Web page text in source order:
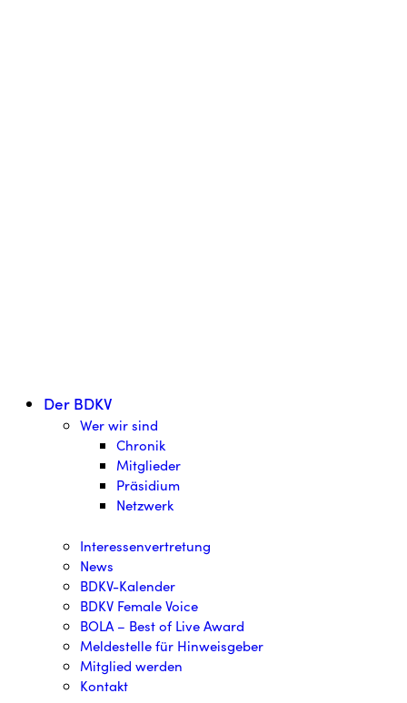
Der BDKV
Wer wir sind
Chronik
Mitglieder
Präsidium
Netzwerk
Interessenvertretung
News
BDKV-Kalender
BDKV Female Voice
BOLA – Best of Live Award
Meldestelle für Hinweisgeber
Mitglied werden
Kontakt